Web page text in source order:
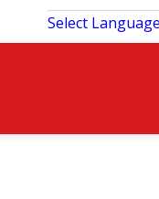
Select Language